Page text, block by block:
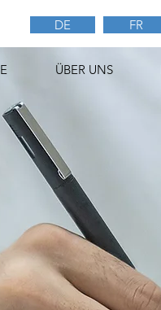
DE FR
ÜBER UNS